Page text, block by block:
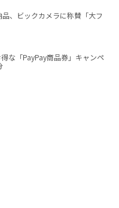
、ビックカメラに称賛「大フ
な「PayPay商品券」キャンペ